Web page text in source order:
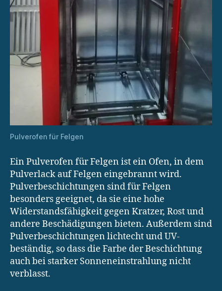
Pulverofen für Felgen
Ein Pulverofen für Felgen ist ein Ofen, in dem
Pulverlack auf Felgen eingebrannt wird.
Pulverbeschichtungen sind für Felgen
besonders geeignet, da sie eine hohe
Widerstandsfähigkeit gegen Kratzer, Rost und
andere Beschädigungen bieten. Außerdem sind
Pulverbeschichtungen lichtecht und UV-
beständig, so dass die Farbe der Beschichtung
auch bei starker Sonneneinstrahlung nicht
verblasst.